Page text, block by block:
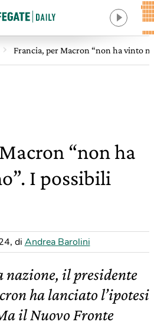
Francia, per Macron “non ha vinto
“non ha
I possibili
, di Andrea Barolini
il presidente
ha lanciato l’ipotesi
il Nuovo Fronte